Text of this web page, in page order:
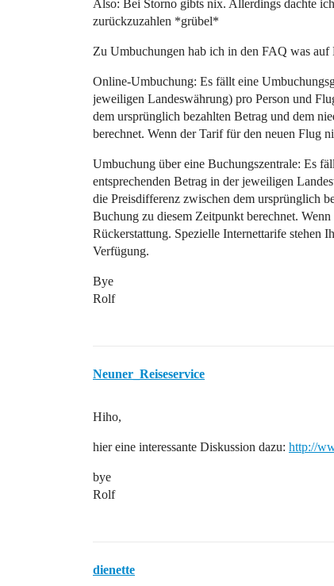
Also: Bei Storno gibts nix. Allerdings dachte
zurückzuzahlen *grübel*
Zu Umbuchungen hab ich in den FAQ was auf
Online-Umbuchung: Es fällt eine
jeweiligen Landeswährung) pro Person und
dem ursprünglich bezahlten Betrag und dem
berechnet. Wenn der Tarif für den neuen Flug
Umbuchung über eine Buchungszentrale: Es
entsprechenden Betrag in der jeweiligen
die Preisdifferenz zwischen dem ursprünglich
Buchung zu diesem Zeitpunkt berechnet.
Rückerstattung. Spezielle Internettarife stehen
Verfügung.
Bye
Rolf
Neuner_Reiseservice
Hiho,
hier eine interessante Diskussion dazu: http://
bye
Rolf
dienette